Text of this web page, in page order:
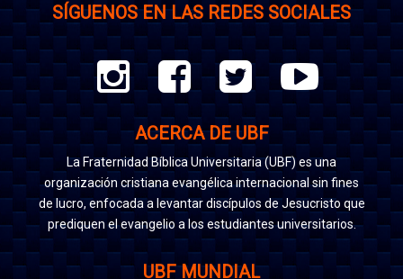
SÍGUENOS EN LAS REDES SOCIALES
ACERCA DE UBF
La Fraternidad Bíblica Universitaria (UBF) es una
organización cristiana evangélica internacional sin fines
de lucro, enfocada a levantar discípulos de Jesucristo que
prediquen el evangelio a los estudiantes universitarios.
UBF MUNDIAL